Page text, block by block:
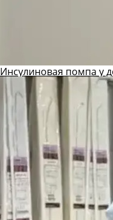
Инсулиновая помпа у